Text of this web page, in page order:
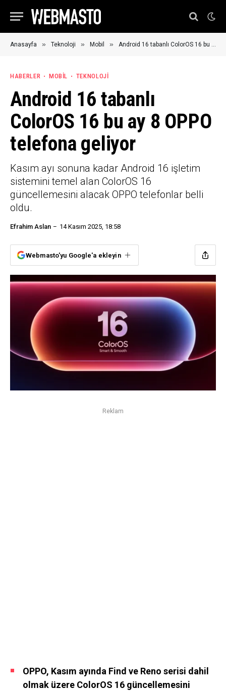
Anasayfa » Teknoloji » Mobil » Android 16 tabanlı ColorOS 16 bu ay 8 OPPO telefona geliyor
HABERLER MOBIL TEKNOLOJI
Android 16 tabanlı
ColorOS 16 bu ay 8 OPPO
telefona geliyor
Kasım ayı sonuna kadar Android 16 işletim
sistemini temel alan ColorOS 16
güncellemesini alacak OPPO telefonlar belli
oldu.
Efrahim Aslan 14 Kasım 2025, 18:58
Webmasto'yu Google'a ekleyin
Reklam
OPPO, Kasım ayında Find ve Reno serisi dahil
olmak üzere ColorOS 16 güncellemesini